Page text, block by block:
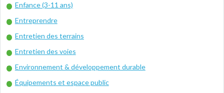
Enfance (3-11 ans)
Entreprendre
Entretien des terrains
Entretien des voies
Environnement & développement durable
Équipements et espace public